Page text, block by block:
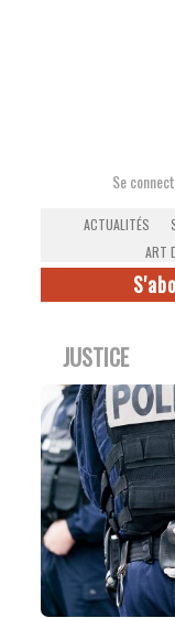
Se
ACTUALITÉS
ART
JUSTICE